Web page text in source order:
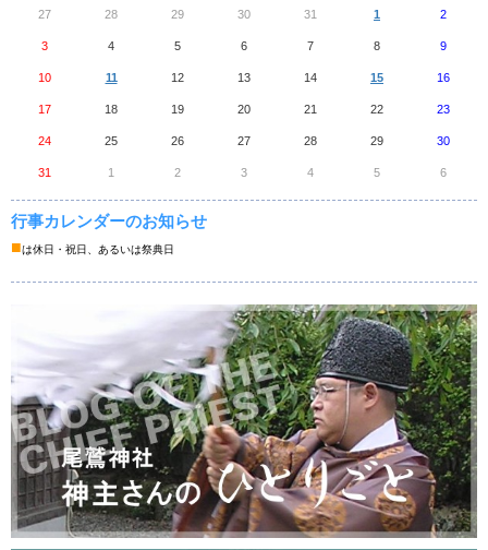
27 28 29 30 31 1 2
3 4 5 6 7 8 9
10 11 12 13 14 15 16
17 18 19 20 21 22 23
24 25 26 27 28 29 30
31 1 2 3 4 5 6
行事カレンダーのお知らせ
■は休日・祝日、あるいは祭典日